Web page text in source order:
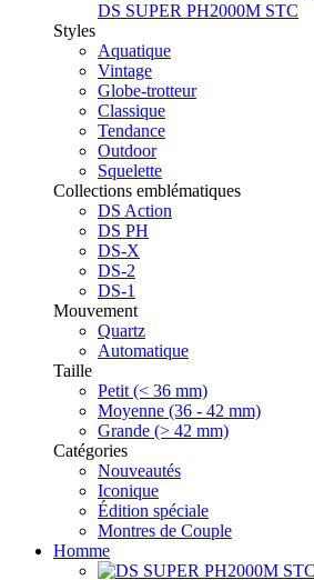
DS SUPER PH2000M STC
Styles
Aquatique
Vintage
Globe-trotteur
Classique
Tendance
Outdoor
Squelette
Collections emblématiques
DS Action
DS PH
DS-X
DS-2
DS-1
Mouvement
Quartz
Automatique
Taille
Petit (< 36 mm)
Moyenne (36 - 42 mm)
Grande (> 42 mm)
Catégories
Nouveautés
Iconique
Édition spéciale
Montres de Couple
Homme